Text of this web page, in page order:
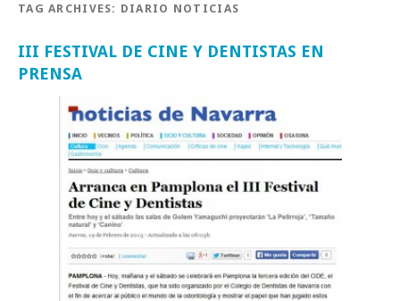
TAG ARCHIVES: DIARIO NOTICIAS
III FESTIVAL DE CINE Y DENTISTAS EN
PRENSA